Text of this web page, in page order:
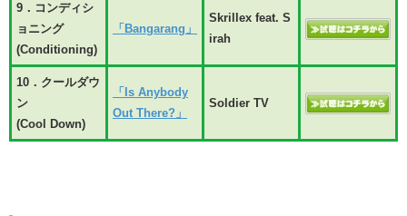
9．コンディシ
ョニング
(Conditioning)
「Bangarang」
Skrillex feat. S
irah
10．クールダウ
ン
(Cool Down)
「Is Anybody
Out There?」
Soldier TV